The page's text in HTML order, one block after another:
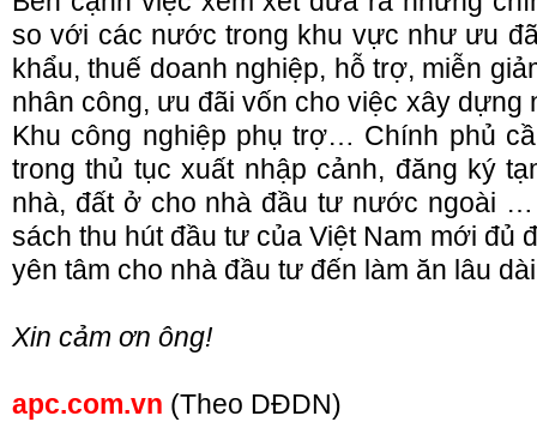
so với các nước trong khu vực như ưu
khẩu, thuế doanh nghiệp, hỗ trợ, miễn
nhân công, ưu đãi vốn cho việc xây dựng
Khu công nghiệp phụ trợ… Chính phủ
trong thủ tục xuất nhập cảnh, đăng ký
nhà, đất ở cho nhà đầu tư nước ngoài
sách thu hút đầu tư của Việt Nam mới đủ
yên tâm cho nhà đầu tư đến làm ăn lâu
Xin cảm ơn ông!
apc.com.vn (Theo DĐDN)